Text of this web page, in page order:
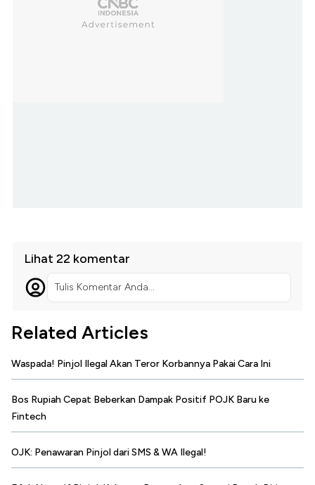
Lihat 22 komentar
Tulis Komentar Anda...
Related Articles
Waspada! Pinjol Ilegal Akan Teror Korbannya Pakai Cara Ini
Bos Rupiah Cepat Beberkan Dampak Positif POJK Baru ke
Fintech
OJK: Penawaran Pinjol dari SMS & WA Ilegal!